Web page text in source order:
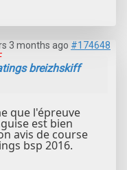
3 months ago #174648
breizhskiff
que l'épreuve
est bien
avis de course
bsp 2016.